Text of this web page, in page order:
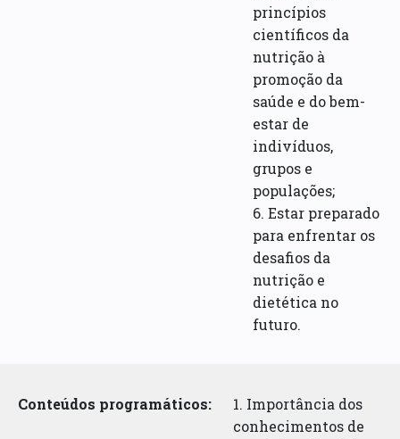
princípios
científicos da
nutrição à
promoção da
saúde e do bem-
estar de
indivíduos,
grupos e
populações;
6. Estar preparado
para enfrentar os
desafios da
nutrição e
dietética no
futuro.
Conteúdos programáticos:
1. Importância dos
conhecimentos de